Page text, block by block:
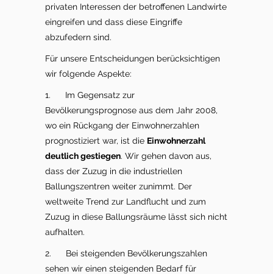
privaten Interessen der betroffenen Landwirte
eingreifen und dass diese Eingriffe
abzufedern sind.
Für unsere Entscheidungen berücksichtigen
wir folgende Aspekte:
1. Im Gegensatz zur
Bevölkerungsprognose aus dem Jahr 2008,
wo ein Rückgang der Einwohnerzahlen
prognostiziert war, ist die Einwohnerzahl
deutlich gestiegen. Wir gehen davon aus,
dass der Zuzug in die industriellen
Ballungszentren weiter zunimmt. Der
weltweite Trend zur Landflucht und zum
Zuzug in diese Ballungsräume lässt sich nicht
aufhalten.
2. Bei steigenden Bevölkerungszahlen
sehen wir einen steigenden Bedarf für